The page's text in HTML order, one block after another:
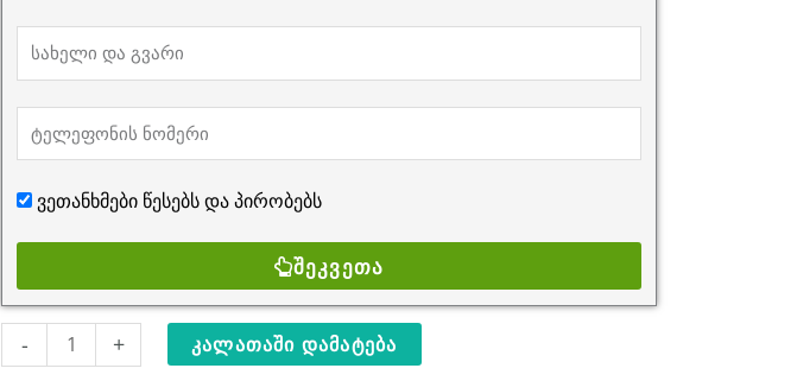
ვეთანხმები წესებს დაპირობებს
ᲨᲔᲙᲕᲔᲗᲐ
-
რაოდენობა:
ხელსაწყოები
+ ᲙᲐᲚᲐᲗᲐᲨᲘ ᲓᲐᲛᲐᲢᲔᲑᲐ